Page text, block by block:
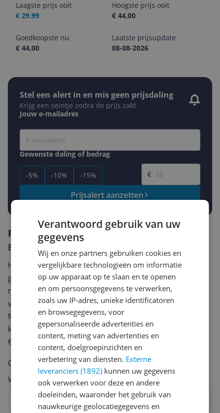
Laagste prijs ooit
€ 29,99
Hoogste prijs ooit
€ 44,00
Goedkoopste nu
€ 44,00
Laatste prijsupdate
08-08-2026
Stel een alert in en mis geen prijsdaling
Krijg een seintje zodra de prijs zakt
Jouw e-mailadres
Gewenste daling of bedrag
-5% -10% -15%
Gewenste prijs
€
Prijsalert aanzetten
Reviews
Er zijn nog geen reviews geschreven
Heb jij dit product in bezit en wil je graag je mening
geven? Start dan hieronder met het schrijven van je
review. Afhankelijk van de details duurt het schrijven
van een review gemiddeld tussen de 3 en 10 minuten.
Met jouw mening help je andere bezoekers een betere
keuze te maken én maak je iedere maand kans op
€250,-!
Klik hier voor de actievoorwaarden.
Cijfer
Welk cijfer geef jij dit product?
8
7
6
5
4
3
2
Verantwoord gebruik van uw
gegevens
Wij en onze partners gebruiken cookies en
vergelijkbare technologieën om informatie
op uw apparaat op te slaan en te openen
en om persoonsgegevens te verwerken,
zoals uw IP-adres, unieke identificatoren
en browsegegevens, voor
gepersonaliseerde advertenties en
content, meting van advertenties en
content, doelgroepinzichten en
verbetering van diensten. Externe
leveranciers (1892) kunnen uw gegevens
ook verwerken voor deze en andere
doeleinden, waaronder het gebruik van
nauwkeurige geolocatiegegevens en